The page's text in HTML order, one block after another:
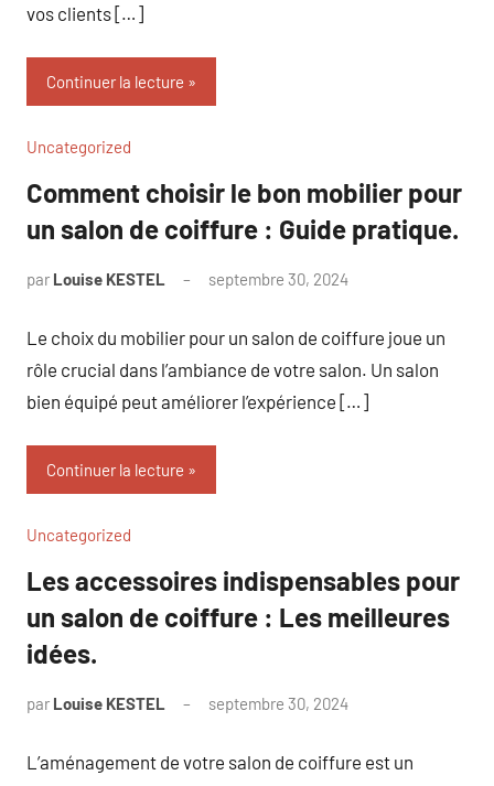
vos clients […]
Continuer la lecture
Uncategorized
Comment choisir le bon mobilier pour
un salon de coiffure : Guide pratique.
par Louise KESTEL septembre 30, 2024
Le choix du mobilier pour un salon de coiffure joue un
rôle crucial dans l’ambiance de votre salon. Un salon
bien équipé peut améliorer l’expérience […]
Continuer la lecture
Uncategorized
Les accessoires indispensables pour
un salon de coiffure : Les meilleures
idées.
par Louise KESTEL septembre 30, 2024
L’aménagement de votre salon de coiffure est un